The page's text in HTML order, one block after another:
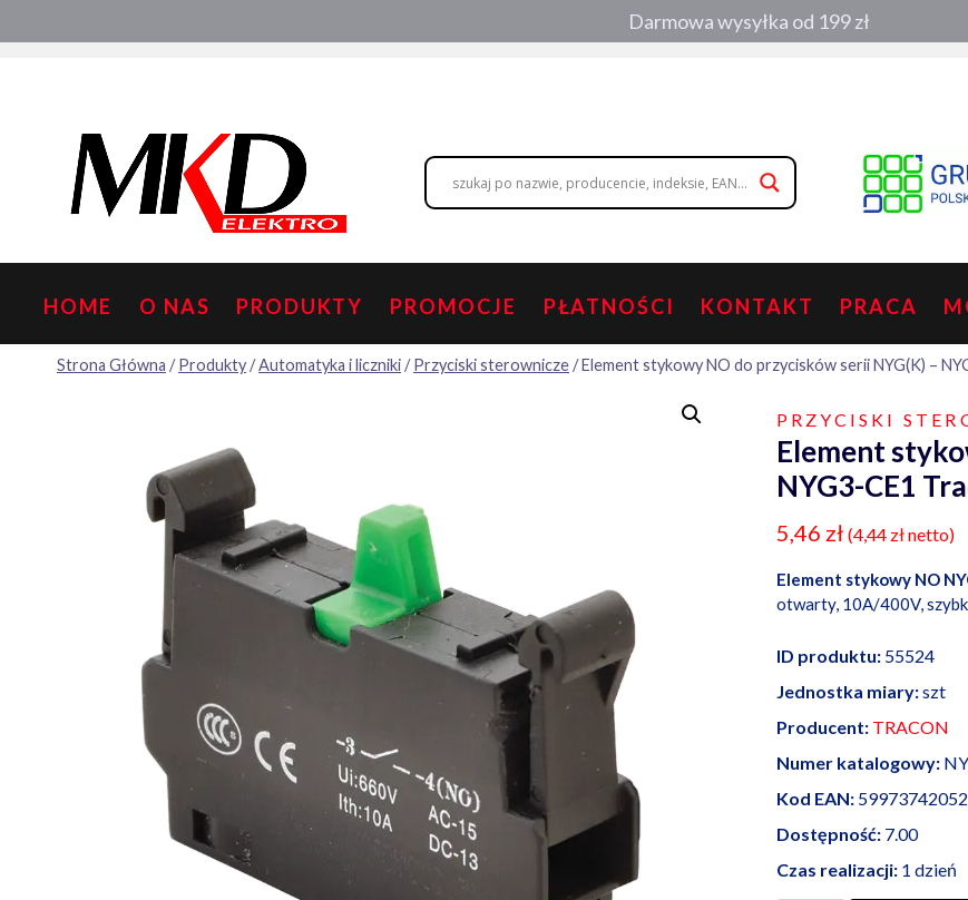
do
Doradztwo, zamówienia telefoniczne: 508 053 391 ,508 686 242
HOME O NAS PRODUKTY PROMOCJE PŁATNOŚCI KONTAKT PRACA
Strona Główna / Produkty/Automatyka i liczniki/ Przyciski sterownicze/Element stykowy NO do przycisków serii NYG(K) –
PRZYCISKI
Element
NYG3-CE1
5,46 zł (4,44 złnetto)
Element stykowy NO
otwarty, 10A/400V,
ID produktu:55524
Jednostka miary:szt
Producent: TRACON
Numer katalogowy:
Kod EAN:
Dostępność:7.00
Czas realizacji:1 dzień
Darmowa wysyłka od 199 zł